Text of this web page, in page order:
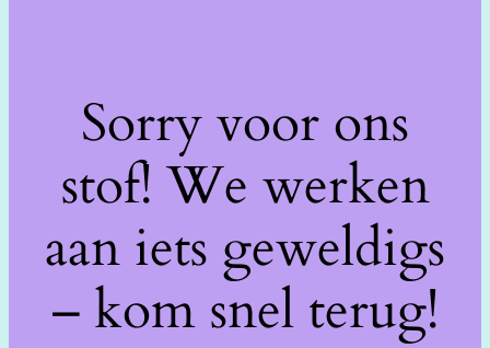
Sorry voor ons
stof! We werken
aan iets geweldigs
– kom snel terug!